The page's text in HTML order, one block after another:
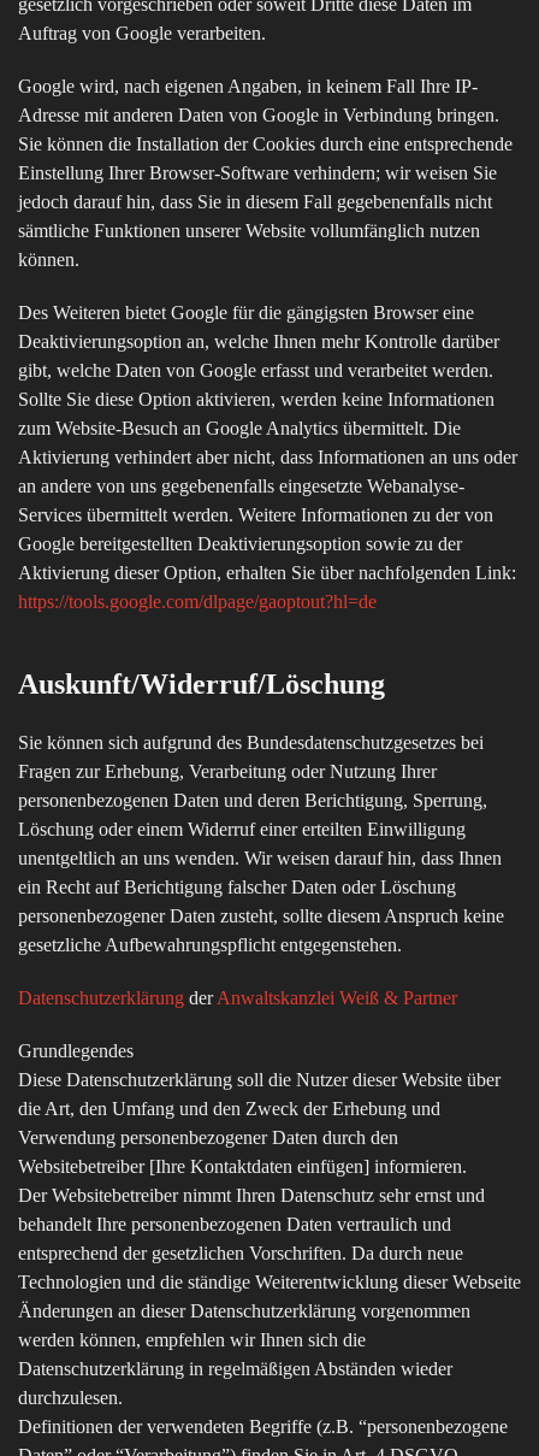
gesetzlich vorgeschrieben oder soweit Dritte diese Daten im
Auftrag von Google verarbeiten.
Google wird, nach eigenen Angaben, in keinem Fall Ihre IP-
Adresse mit anderen Daten von Google in Verbindung bringen.
Sie können die Installation der Cookies durch eine entsprechende
Einstellung Ihrer Browser-Software verhindern; wir weisen Sie
jedoch darauf hin, dass Sie in diesem Fall gegebenenfalls nicht
sämtliche Funktionen unserer Website vollumfänglich nutzen
können.
Des Weiteren bietet Google für die gängigsten Browser eine
Deaktivierungsoption an, welche Ihnen mehr Kontrolle darüber
gibt, welche Daten von Google erfasst und verarbeitet werden.
Sollte Sie diese Option aktivieren, werden keine Informationen
zum Website-Besuch an Google Analytics übermittelt. Die
Aktivierung verhindert aber nicht, dass Informationen an uns oder
an andere von uns gegebenenfalls eingesetzte Webanalyse-
Services übermittelt werden. Weitere Informationen zu der von
Google bereitgestellten Deaktivierungsoption sowie zu der
Aktivierung dieser Option, erhalten Sie über nachfolgenden Link:
https://tools.google.com/dlpage/gaoptout?hl=de
Auskunft/Widerruf/Löschung
Sie können sich aufgrund des Bundesdatenschutzgesetzes bei
Fragen zur Erhebung, Verarbeitung oder Nutzung Ihrer
personenbezogenen Daten und deren Berichtigung, Sperrung,
Löschung oder einem Widerruf einer erteilten Einwilligung
unentgeltlich an uns wenden. Wir weisen darauf hin, dass Ihnen
ein Recht auf Berichtigung falscher Daten oder Löschung
personenbezogener Daten zusteht, sollte diesem Anspruch keine
gesetzliche Aufbewahrungspflicht entgegenstehen.
Datenschutzerklärung derAnwaltskanzlei Weiß & Partner
Grundlegendes
Diese Datenschutzerklärung soll die Nutzer dieser Website über
die Art, den Umfang und den Zweck der Erhebung und
Verwendung personenbezogener Daten durch den
Websitebetreiber [Ihre Kontaktdaten einfügen] informieren.
Der Websitebetreiber nimmt Ihren Datenschutz sehr ernst und
behandelt Ihre personenbezogenen Daten vertraulich und
entsprechend der gesetzlichen Vorschriften. Da durch neue
Technologien und die ständige Weiterentwicklung dieser Webseite
Änderungen an dieser Datenschutzerklärung vorgenommen
werden können, empfehlen wir Ihnen sich die
Datenschutzerklärung in regelmäßigen Abständen wieder
durchzulesen.
Definitionen der verwendeten Begriffe (z.B. “personenbezogene